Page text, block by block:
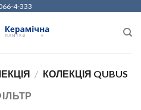
4-333
/ КОЛЕКЦІЯ QUBUS